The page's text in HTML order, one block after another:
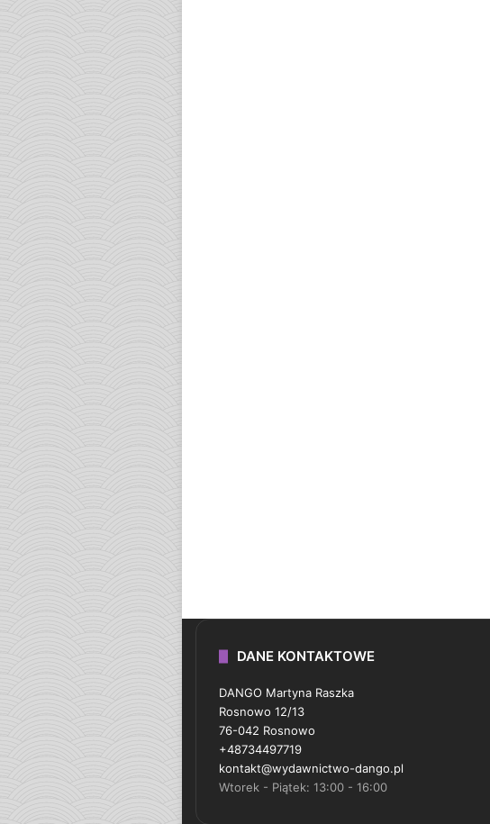
DANE KONTAKTOWE
DANGO Martyna Raszka
Rosnowo 12/13
76-042 Rosnowo
+48734497719
kontakt@wydawnictwo-dango.pl
Wtorek - Piątek: 13:00 - 16:00